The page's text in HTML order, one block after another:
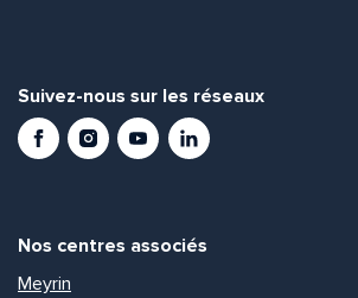
Suivez-nous sur les réseaux
FacebookInstagramYoutubeLinkedIn
Nos centres associés
Meyrin